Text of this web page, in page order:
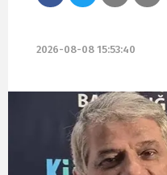
2026-08-08 15:53:40